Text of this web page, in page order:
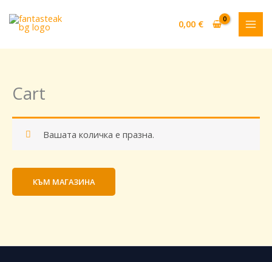
content
0,00 €
Cart
Вашата количка е празна.
КЪМ МАГАЗИНА